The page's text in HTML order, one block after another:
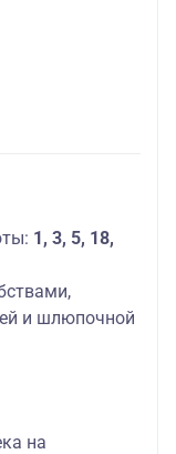
1, 3, 5, 18,
и шлюпочной
на